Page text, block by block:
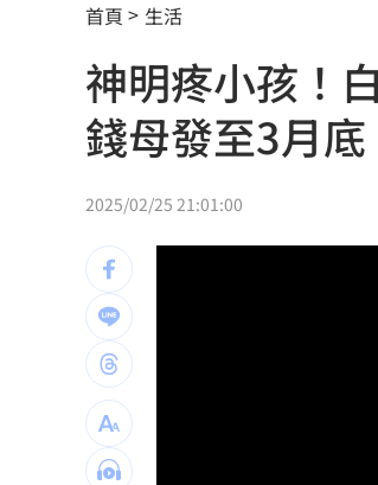
台大3碩1博疑學歷造假
發新冠藥拉票！郭再添
父親節提政見禮包 蘇巧
楊千霈一人扛2女兒出國
王凱生前暴瘦！經紀人
首頁 生活
神明疼小孩！
錢母發至3月底
2025/02/25 21:01:00